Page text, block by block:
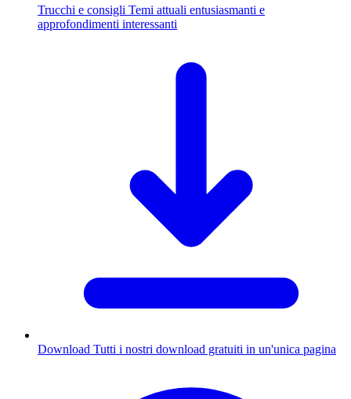
Trucchi e consigli Temi attuali entusiasmanti e
approfondimenti interessanti
Download Tutti i nostri download gratuiti in un'unica pagina